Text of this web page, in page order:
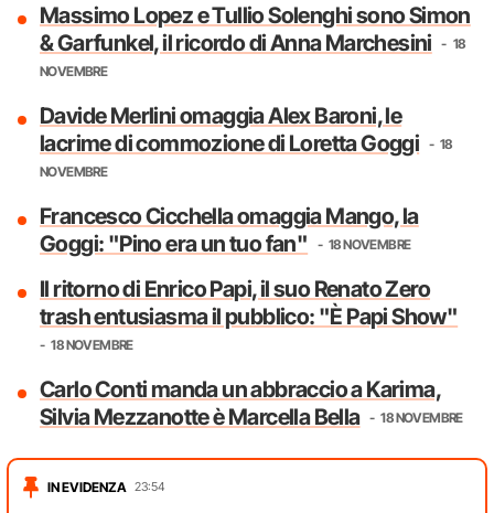
Massimo Lopez e Tullio Solenghi sono Simon
& Garfunkel, il ricordo di Anna Marchesini
18
NOVEMBRE
Davide Merlini omaggia Alex Baroni, le
lacrime di commozione di Loretta Goggi
18
NOVEMBRE
Francesco Cicchella omaggia Mango, la
Goggi: "Pino era un tuo fan"
18 NOVEMBRE
Il ritorno di Enrico Papi, il suo Renato Zero
trash entusiasma il pubblico: "È Papi Show"
18 NOVEMBRE
Carlo Conti manda un abbraccio a Karima,
Silvia Mezzanotte è Marcella Bella
18 NOVEMBRE
IN EVIDENZA 23:54